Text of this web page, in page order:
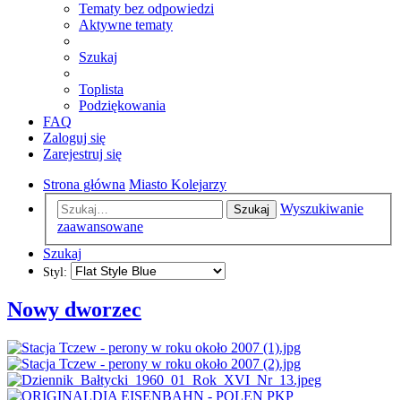
Tematy bez odpowiedzi
Aktywne tematy
Szukaj
Toplista
Podziękowania
FAQ
Zaloguj się
Zarejestruj się
Strona główna Miasto Kolejarzy
Szukaj
Wyszukiwanie
zaawansowane
Szukaj
Styl:
Nowy dworzec